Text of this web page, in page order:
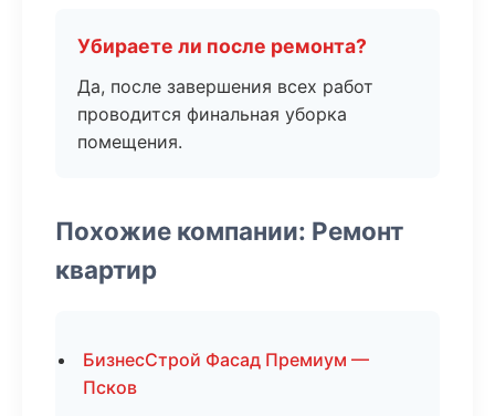
Убираете ли после ремонта?
Да, после завершения всех работ
проводится финальная уборка
помещения.
Похожие компании: Ремонт
квартир
БизнесСтрой Фасад Премиум —
Псков